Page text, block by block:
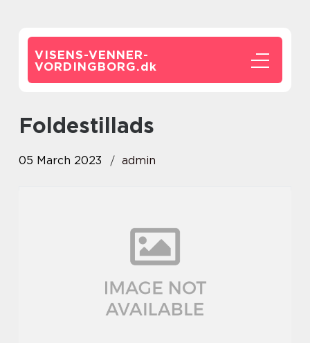
VISENS-VENNER-
VORDINGBORG.dk
foldestillads
05 March 2023 admin